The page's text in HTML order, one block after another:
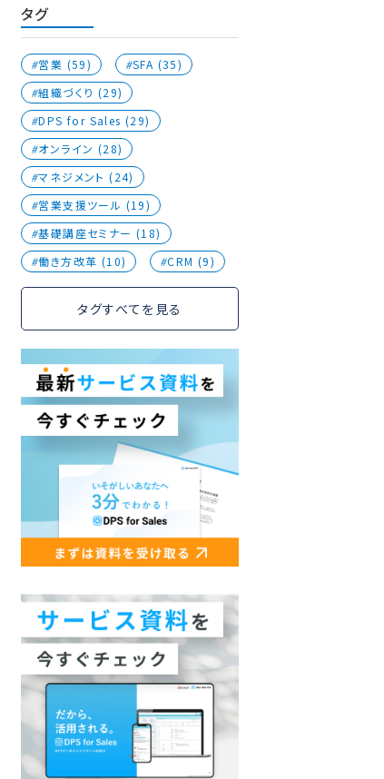
タグ
営業 (59)
SFA (35)
組織づくり (29)
DPS for Sales (29)
オンライン (28)
マネジメント (24)
営業支援ツール (19)
基礎講座セミナー (18)
働き方改革 (10)
CRM (9)
タグすべてを見る